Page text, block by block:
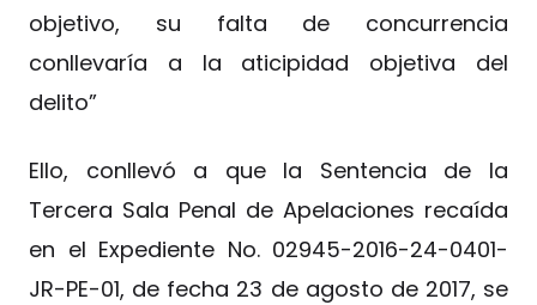
objetivo, su falta de concurrencia
conllevaría a la aticipidad objetiva del
delito”
Ello, conllevó a que la Sentencia de la
Tercera Sala Penal de Apelaciones recaída
en el Expediente No. 02945-2016-24-0401-
JR-PE-01, de fecha 23 de agosto de 2017, se